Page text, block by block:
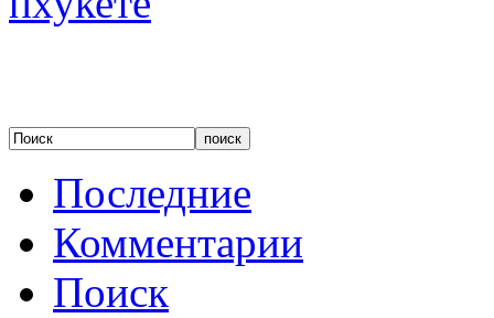
Последние
Комментарии
Поиск